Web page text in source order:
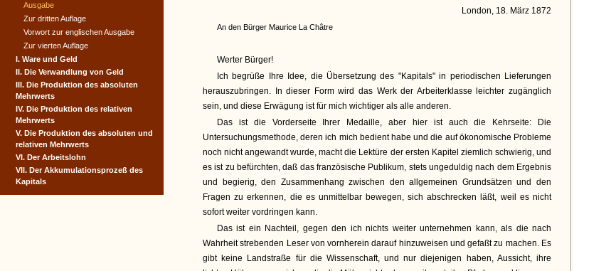
London, 18. März 1872
An den Bürger Maurice La Châtre
Werter Bürger!
Ich begrüße Ihre Idee, die Übersetzung des "Kapitals" in periodischen Lieferungen
herauszubringen. In dieser Form wird das Werk der Arbeiterklasse leichter zugänglich
sein, und diese Erwägung ist für mich wichtiger als alle anderen.
Das ist die Vorderseite Ihrer Medaille, aber hier ist auch die Kehrseite: Die
Untersuchungsmethode, deren ich mich bedient habe und die auf ökonomische Probleme
noch nicht angewandt wurde, macht die Lektüre der ersten Kapitel ziemlich schwierig, und
es ist zu befürchten, daß das französische Publikum, stets ungeduldig nach dem Ergebnis
und begierig, den Zusammenhang zwischen den allgemeinen Grundsätzen und den
Fragen zu erkennen, die es unmittelbar bewegen, sich abschrecken läßt, weil es nicht
sofort weiter vordringen kann.
Das ist ein Nachteil, gegen den ich nichts weiter unternehmen kann, als die nach
Wahrheit strebenden Leser von vornherein darauf hinzuweisen und gefaßt zu machen. Es
gibt keine Landstraße für die Wissenschaft, und nur diejenigen haben, Aussicht, ihre
Ausgabe
Zur dritten Auflage
Vorwort zur englischen Ausgabe
Zur vierten Auflage
I. Ware und Geld
II. Die Verwandlung von Geld
III. Die Produktion des absoluten
Mehrwerts
IV. Die Produktion des relativen
Mehrwerts
V. Die Produktion des absoluten und
relativen Mehrwerts
VI. Der Arbeitslohn
VII. Der Akkumulationsprozeß des
Kapitals